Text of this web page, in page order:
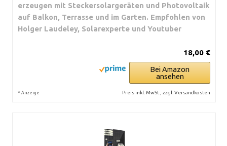
erzeugen mit Steckersolargeräten und Photovoltaik
auf Balkon, Terrasse und im Garten. Empfohlen von
Holger Laudeley, Solarexperte und Youtuber
18,00 €
Bei Amazon
ansehen
* Anzeige Preis inkl. MwSt., zzgl. Versandkosten